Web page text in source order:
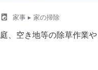
local_laundry_service 家事 ▸ 家の掃除
庭、空き地等の除草作業